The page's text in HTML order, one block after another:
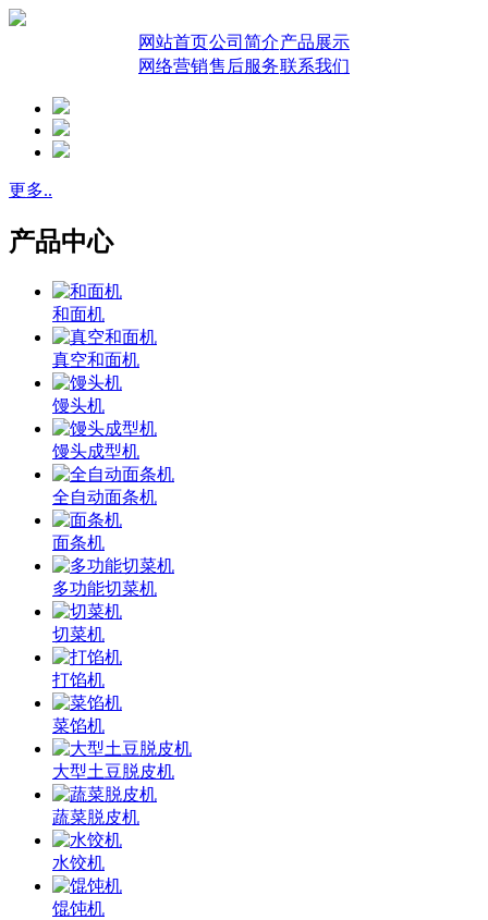
网站首页公司简介产品展示
网络营销售后服务联系我们
更多..
产品中心
和面机
真空和面机
馒头机
馒头成型机
全自动面条机
面条机
多功能切菜机
切菜机
打馅机
菜馅机
大型土豆脱皮机
蔬菜脱皮机
水饺机
馄饨机